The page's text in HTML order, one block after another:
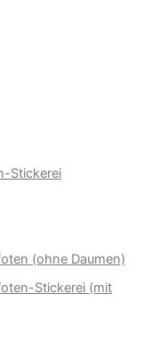
Stickerei
(ohne Daumen)
Stickerei (mit